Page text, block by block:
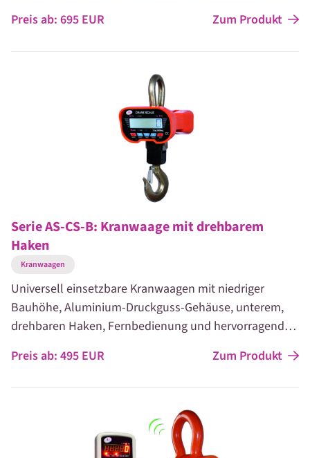
Preis ab: 695 EUR Zum Produkt
Serie AS-CS-B: Kranwaage mit drehbarem
Haken
Kranwaagen
Universell einsetzbare Kranwaagen mit niedriger
Bauhöhe, Aluminium-Druckguss-Gehäuse, unterem,
drehbaren Haken, Fernbedienung und hervorragend
Anzeige. Die Hängewaage schafft Lasten bis 3.000 kg.
Preis ab: 495 EUR Zum Produkt